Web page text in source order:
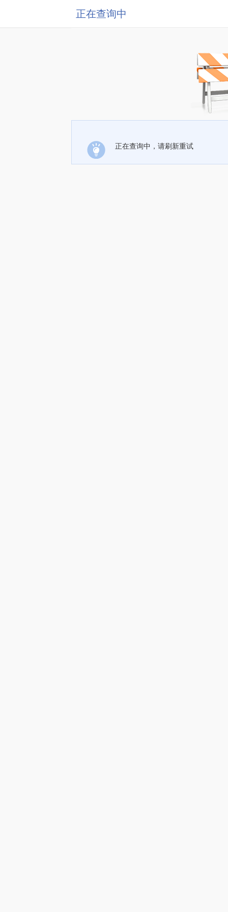
正在查询中
正在查询中，请刷新重试